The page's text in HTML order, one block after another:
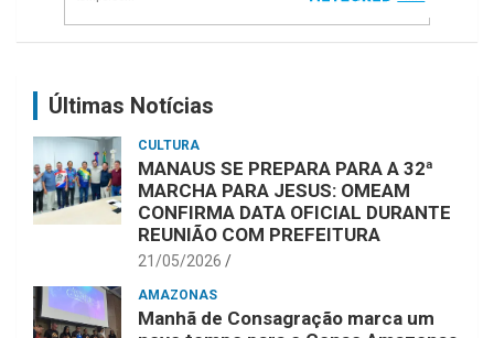
Últimas Notícias
CULTURA
MANAUS SE PREPARA PARA A 32ª
MARCHA PARA JESUS: OMEAM
CONFIRMA DATA OFICIAL DURANTE
REUNIÃO COM PREFEITURA
21/05/2026
AMAZONAS
Manhã de Consagração marca um